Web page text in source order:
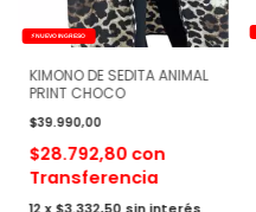
⚡ NUEVO INGRESO
KIMONO DE SEDITA ANIMAL
PRINT CHOCO
$39.990,00
$28.792,80 con
Transferencia